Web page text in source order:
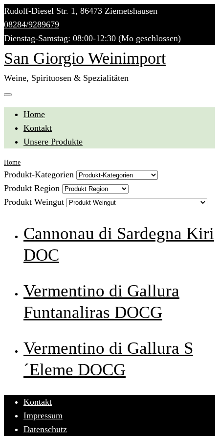
Skip
to
content
Rudolf-Diesel Str. 1, 86473 Ziemetshausen
08284/9289679
Dienstag-Samstag: 08:00-12:30 (Mo geschlossen)
San Giorgio Weinimport
Weine, Spirituosen & Spezialitäten
Home
Kontakt
Unsere Produkte
Home
Produkt-Kategorien
Produkt Region
Produkt Weingut
Cannonau di Sardegna Kiri
DOC
Vermentino di Gallura
Funtanaliras DOCG
Vermentino di Gallura S
´Eleme DOCG
Kontakt
Impressum
Datenschutz